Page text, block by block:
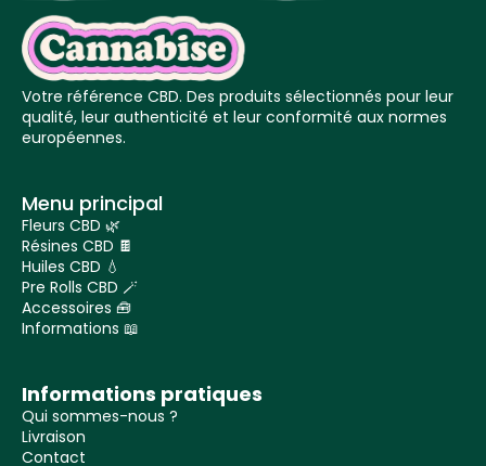
Votre référence CBD. Des produits sélectionnés pour leur
qualité, leur authenticité et leur conformité aux normes
européennes.
Menu principal
Fleurs CBD 🌿
Résines CBD 🍫
Huiles CBD 💧
Pre Rolls CBD 🪄
Accessoires 🧰
Informations 📖
Informations pratiques
Qui sommes-nous ?
Livraison
Contact